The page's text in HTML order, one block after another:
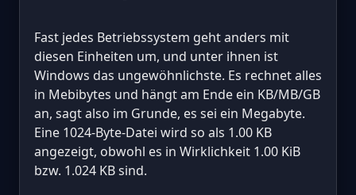
Fast jedes Betriebssystem geht anders mit
diesen Einheiten um, und unter ihnen ist
Windows das ungewöhnlichste. Es rechnet alles
in Mebibytes und hängt am Ende ein KB/MB/GB
an, sagt also im Grunde, es sei ein Megabyte.
Eine 1024-Byte-Datei wird so als 1.00 KB
angezeigt, obwohl es in Wirklichkeit 1.00 KiB
bzw. 1.024 KB sind.